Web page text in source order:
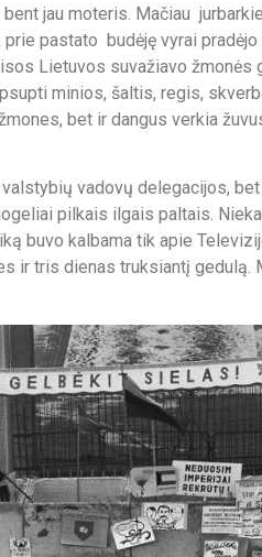
jau moteris. Mačiau
pastato budėję vyrai
Lietuvos suvažiavo
minios, šaltis, regis,
bet ir dangus verkia
vadovų delegacijos,
pilkais ilgais paltais.
buvo kalbama tik apie
ir tris dienas truksiantį gedulą.